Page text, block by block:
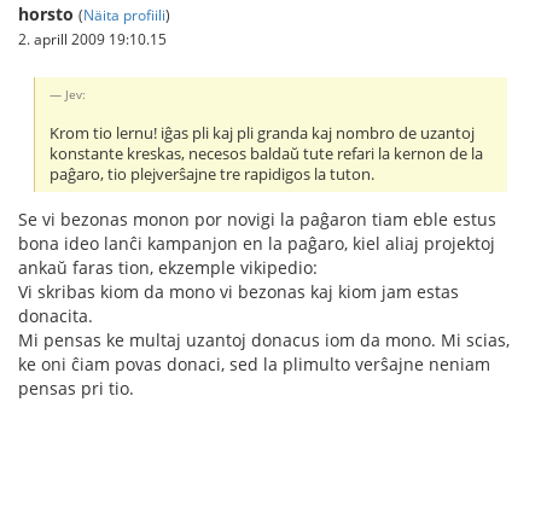
horsto (Näita profiili)
2. aprill 2009 19:10.15
Jev:
Krom tio lernu! iĝas pli kaj pli granda kaj nombro de uzantoj
konstante kreskas, necesos baldaŭ tute refari la kernon de la
paĝaro, tio plejverŝajne tre rapidigos la tuton.
Se vi bezonas monon por novigi la paĝaron tiam eble estus
bona ideo lanĉi kampanjon en la paĝaro, kiel aliaj projektoj
ankaŭ faras tion, ekzemple vikipedio:
Vi skribas kiom da mono vi bezonas kaj kiom jam estas
donacita.
Mi pensas ke multaj uzantoj donacus iom da mono. Mi scias,
ke oni ĉiam povas donaci, sed la plimulto verŝajne neniam
pensas pri tio.